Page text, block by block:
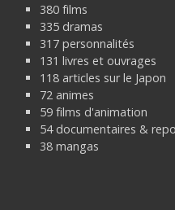
380 films
335 dramas
317 personnalités
131 livres et ouvrages
118 articles sur le Japon
72 animes
59 films d'animation
54 documentaires &
38 mangas